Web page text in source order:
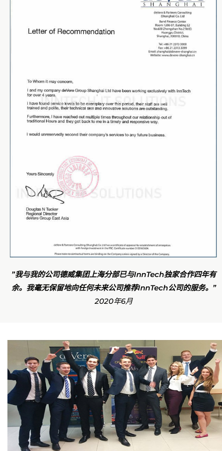
”我与我的公司德威集团上海分部已与InnTech独家合作四年有
余。我毫无保留地向任何未来公司推荐InnTech公司的服务。”
2020年6月